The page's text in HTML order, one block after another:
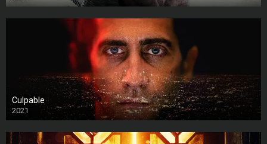
Culpable
2021